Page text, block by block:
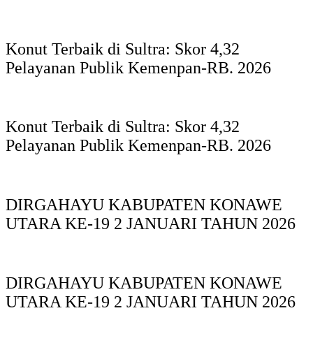
Konut Terbaik di Sultra: Skor 4,32
Pelayanan Publik Kemenpan-RB. 2026
Konut Terbaik di Sultra: Skor 4,32
Pelayanan Publik Kemenpan-RB. 2026
DIRGAHAYU KABUPATEN KONAWE
UTARA KE-19 2 JANUARI TAHUN 2026
DIRGAHAYU KABUPATEN KONAWE
UTARA KE-19 2 JANUARI TAHUN 2026